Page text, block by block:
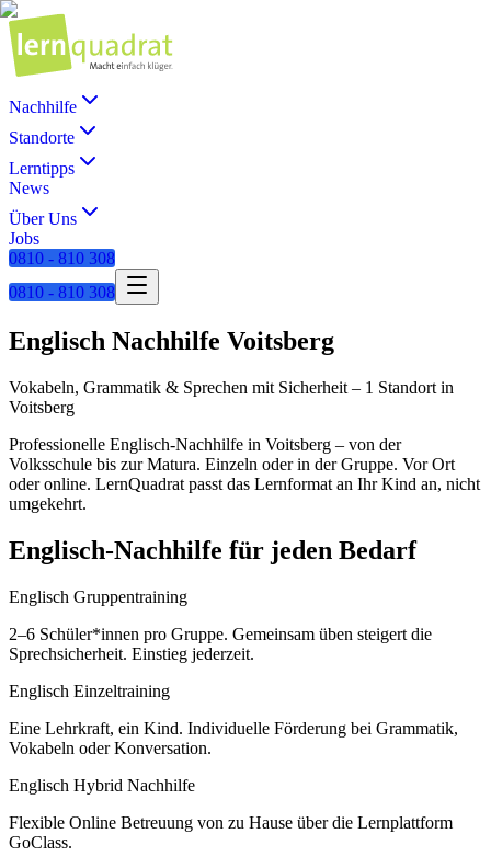
Nachhilfe
Standorte
Lerntipps
News
Über Uns
Jobs
0810 - 810 308
0810 - 810 308
Englisch Nachhilfe Voitsberg
Vokabeln, Grammatik & Sprechen mit Sicherheit – 1 Standort in
Voitsberg
Professionelle Englisch-Nachhilfe in Voitsberg – von der
Volksschule bis zur Matura. Einzeln oder in der Gruppe. Vor Ort
oder online. LernQuadrat passt das Lernformat an Ihr Kind an, nicht
umgekehrt.
Englisch-Nachhilfe für jeden Bedarf
Englisch Gruppentraining
2–6 Schüler*innen pro Gruppe. Gemeinsam üben steigert die
Sprechsicherheit. Einstieg jederzeit.
Englisch Einzeltraining
Eine Lehrkraft, ein Kind. Individuelle Förderung bei Grammatik,
Vokabeln oder Konversation.
Englisch Hybrid Nachhilfe
Flexible Online Betreuung von zu Hause über die Lernplattform
GoClass.